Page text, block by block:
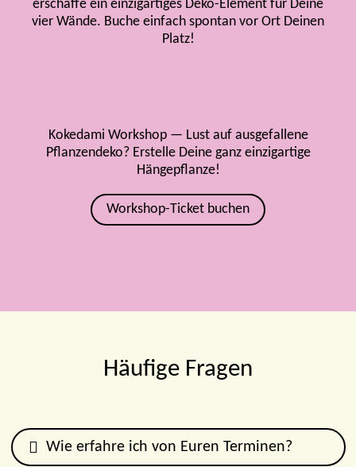
erschaffe ein einzigartiges Deko-Element für Deine
vier Wände. Buche einfach spontan vor Ort Deinen
Platz!
Kokedami Workshop — Lust auf ausgefallene
Pflanzendeko? Erstelle Deine ganz einzigartige
Hängepflanze!
Workshop-Ticket buchen
Häufige Fragen
Wie erfahre ich von Euren Terminen?